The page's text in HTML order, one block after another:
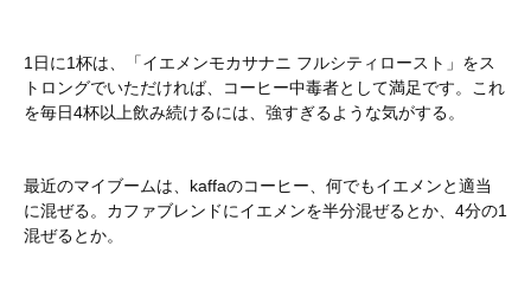
1日に1杯は、「イエメンモカサナニ フルシティロースト」をス
トロングでいただければ、コーヒー中毒者として満足です。これ
を毎日4杯以上飲み続けるには、強すぎるような気がする。
最近のマイブームは、kaffaのコーヒー、何でもイエメンと適当
に混ぜる。カファブレンドにイエメンを半分混ぜるとか、4分の1
混ぜるとか。